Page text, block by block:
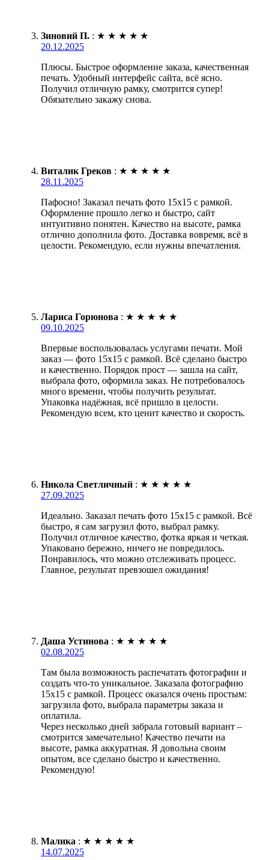
Зиновий П. : ★ ★ ★ ★ ★
20.12.2025
Плюсы. Быстрое оформление заказа, качественная
печать. Удобный интерфейс сайта, всё ясно.
Получил отличную рамку, смотрится супер!
Обязательно закажу снова.
Виталик Греков : ★ ★ ★ ★ ★
28.11.2025
Пафосно! Заказал печать фото 15х15 с рамкой.
Оформление прошло легко и быстро, сайт
интуитивно понятен. Качество на высоте, рамка
отлично дополнила фото. Доставка вовремя, всё в
целости. Рекомендую, если нужны впечатления.
Лариса Горюнова : ★ ★ ★ ★ ★
09.10.2025
Впервые воспользовалась услугами печати. Мой
заказ — фото 15х15 с рамкой. Всё сделано быстро
и качественно. Порядок прост — зашла на сайт,
выбрала фото, оформила заказ. Не потребовалось
много времени, чтобы получить результат.
Упаковка надёжная, всё пришло в целости.
Рекомендую всем, кто ценит качество и скорость.
Никола Светличный : ★ ★ ★ ★ ★
27.09.2025
Идеально. Заказал печать фото 15х15 с рамкой. Всё
быстро, я сам загрузил фото, выбрал рамку.
Получил отличное качество, фотка яркая и четкая.
Упаковано бережно, ничего не повредилось.
Понравилось, что можно отслеживать процесс.
Главное, результат превзошел ожидания!
Даша Устинова : ★ ★ ★ ★ ★
02.08.2025
Там была возможность распечатать фотографии и
создать что-то уникальное. Заказала фотографию
15х15 с рамкой. Процесс оказался очень простым:
загрузила фото, выбрала параметры заказа и
оплатила.
Через несколько дней забрала готовый вариант –
смотрится замечательно! Качество печати на
высоте, рамка аккуратная. Я довольна своим
опытом, все сделано быстро и качественно.
Рекомендую!
Малика : ★ ★ ★ ★ ★
14.07.2025